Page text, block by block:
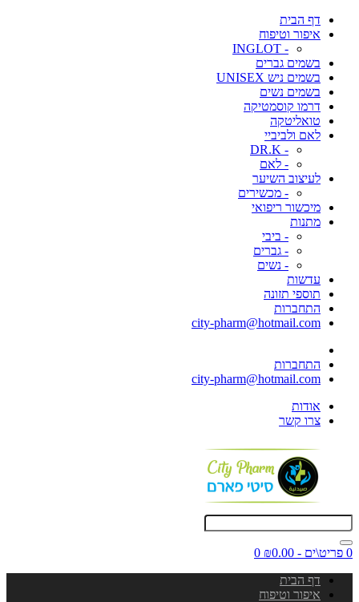
דף הבית
איפור וטיפוח
- INGLOT
בשמים גברים
בשמים ניש UNISEX
בשמים נשים
דרמו קוסמטיקה
טואליטקה
לאם ולביביי
- DR.K
- לאם
לעיצוב השיער
- מכשירים
מיכשור ריפואי
מתנות
- ביבי
- גברים
- נשים
עדשות
תוספי תזונה
התחברות
city-pharm@hotmail.com
התחברות
city-pharm@hotmail.com
אודות
צרו קשר
0 פריט\ים - ₪0.00
0
דף הבית
איפור וטיפוח